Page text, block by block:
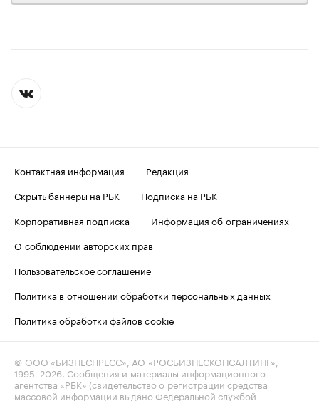
Контактная информация
Редакция
Скрыть баннеры на РБК
Подписка на РБК
Корпоративная подписка
Информация об ограничениях
О соблюдении авторских прав
Пользовательское соглашение
Политика в отношении обработки персональных данных
Политика обработки файлов cookie
© ООО «БИЗНЕСПРЕСС», АО «РОСБИЗНЕСКОНСАЛТИНГ»,
1995–2026 . Сообщения и материалы информационного
агентства «РБК» (свидетельство о регистрации средства
массовой информации выдано Федеральной службой